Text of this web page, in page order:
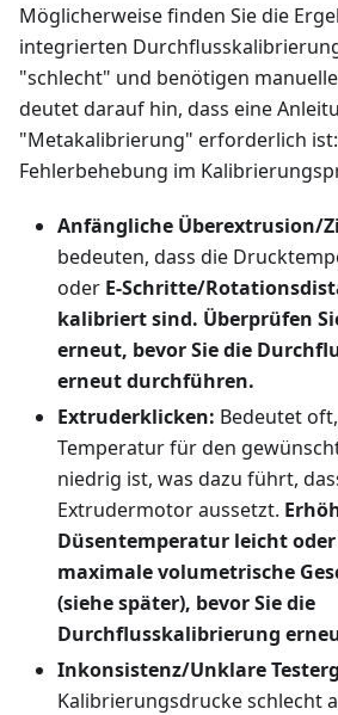
Möglicherweise finden Sie die
integrierten
"schlecht" und benötigen
deutet darauf hin, dass eine
"Metakalibrierung" erforderlich
Fehlerbehebung im
Anfängliche Überextrusion/
bedeuten, dass die
oder E-Schritte/
kalibriert sind. Überprüfen
erneut, bevor Sie die
erneut durchführen.
Extruderklicken: Bedeutet
Temperatur für den
niedrig ist, was dazu führt,
Extrudermotor aussetzt.
Düsentemperatur leicht
maximale volumetrische
(siehe später), bevor Sie die
Durchflusskalibrierung
Inkonsistenz/Unklare
Kalibrierungsdrucke schlecht